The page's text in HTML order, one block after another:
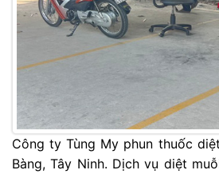
Công ty Tùng My phun thuốc
Bàng, Tây Ninh. Dịch vụ diệt